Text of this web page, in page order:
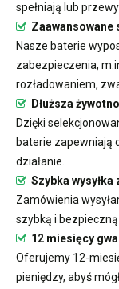
spełniają lub
Zaawansowane
Nasze baterie
zabezpieczenia,
rozładowaniem,
Dłuższa
Dzięki
baterie zapewniają
działanie.
Szybka
Zamówienia
szybką i bezpieczną
12 miesięcy
Oferujemy 12-
pieniędzy, abyś